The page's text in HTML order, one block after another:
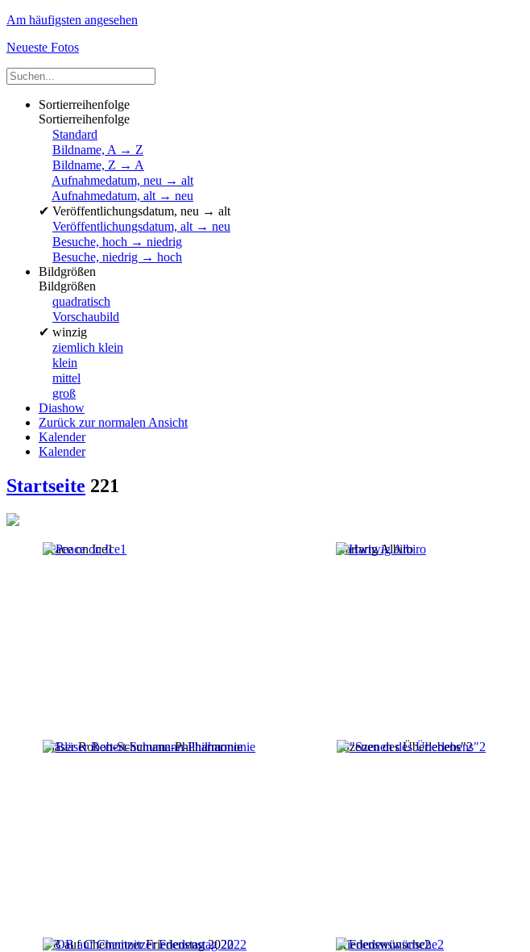
Am häufigsten angesehen
Neueste Fotos
Sortierreihenfolge
Sortierreihenfolge
Standard
Bildname, A → Z
Bildname, Z → A
Aufnahmedatum, neu → alt
Aufnahmedatum, alt → neu
✔ Veröffentlichungsdatum, neu → alt
Veröffentlichungsdatum, alt → neu
Besuche, hoch → niedrig
Besuche, niedrig → hoch
Bildgrößen
Bildgrößen
quadratisch
Vorschaubild
✔ winzig
ziemlich klein
klein
mittel
groß
Diashow
Zurück zur normalen Ansicht
Kalender
Kalender
Startseite 221
Peace on Ice1 Hartwig Albiro
Bläser Robert-Schumann-Philharmonie "Szenen des Überlebens"2
OB auf Chemnitzer Friedenstag 2022 Friedenswünsche2